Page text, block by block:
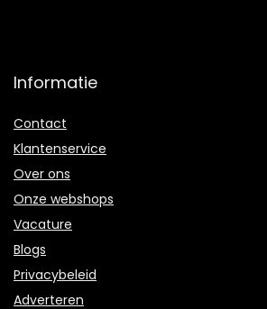
Informatie
Contact
Klantenservice
Over ons
Onze webshops
Vacature
Blogs
Privacybeleid
Adverteren